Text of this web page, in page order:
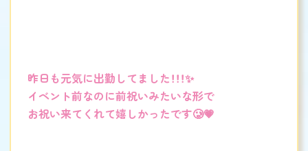
昨日も元気に出勤してました！！！✨️
イベント前なのに前祝いみたいな形で
お祝い来てくれて嬉しかったです🥲💗